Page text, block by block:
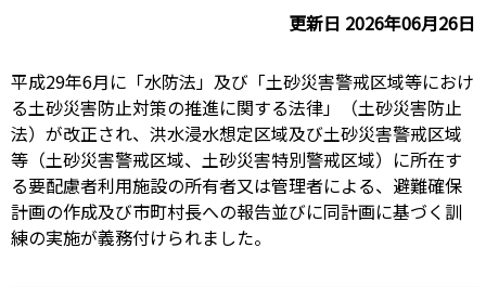
更新日 2026年06月26日
平成29年6月に「水防法」及び「土砂災害警戒区域等におけ
る土砂災害防止対策の推進に関する法律」（土砂災害防止
法）が改正され、洪水浸水想定区域及び土砂災害警戒区域
等（土砂災害警戒区域、土砂災害特別警戒区域）に所在す
る要配慮者利用施設の所有者又は管理者による、避難確保
計画の作成及び市町村長への報告並びに同計画に基づく訓
練の実施が義務付けられました。